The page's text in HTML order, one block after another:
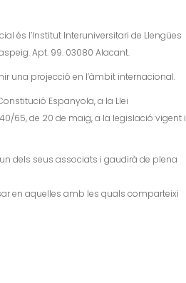
és l’Institut Interuniversitari de Llengües
Apt. 99. 03080 Alacant.
una projecció en l’àmbit internacional.
Espanyola, a la Llei
65, de 20 de maig, a la legislació vigent i
dels seus associats i gaudirà de plena
en aquelles amb les quals comparteixi